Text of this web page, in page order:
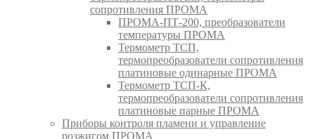
сопротивления ПРОМА
ПРОМА-ПТ-200, преобразователи
температуры ПРОМА
Термометр ТСП,
термопреобразователи сопротивления
платиновые одинарные ПРОМА
Термометр ТСП-К,
термопреобразователи сопротивления
платиновые парные ПРОМА
Приборы контроля пламени и управление
розжигом ПРОМА